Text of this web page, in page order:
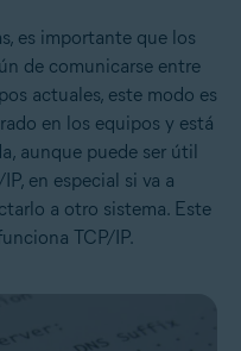
es importante que los
de comunicarse entre
actuales, este modo es
en los equipos y está
aunque puede ser útil
en especial si va a
a otro sistema. Este
TCP/IP.